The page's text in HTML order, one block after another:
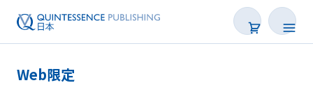
Web限定